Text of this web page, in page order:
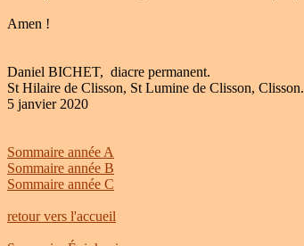
Amen !
Daniel BICHET, diacre permanent.
St Hilaire de Clisson, St Lumine de Clisson, Clisson.
5 janvier 2020
Sommaire année A
Sommaire année B
Sommaire année C
retour vers l'accueil